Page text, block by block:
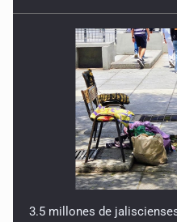
3.5 millones de